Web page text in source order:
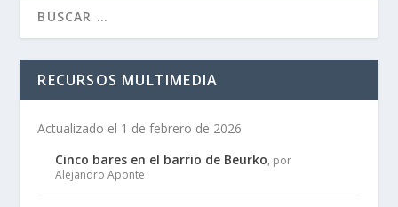
RECURSOS MULTIMEDIA
Actualizado el 1 de febrero de 2026
Cinco bares en el barrio de Beurko, por
Alejandro Aponte